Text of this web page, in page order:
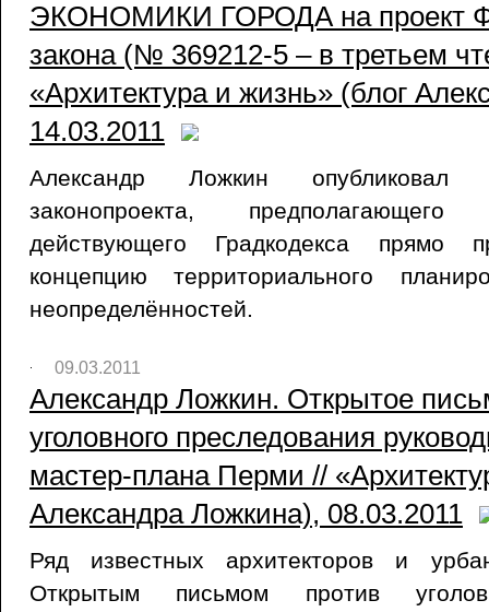
ЭКОНОМИКИ ГОРОДА на проект
закона (№ 369212-5 – в третьем
«Архитектура и жизнь» (блог
14.03.2011
Александр Ложкин опубликовал
законопроекта,
действующего Градкодекса прямо
концепцию территориального
неопределённостей.
09.03.2011
Александр Ложкин. Открытое
уголовного преследования
мастер-плана Перми //
Александра Ложкина), 08.03.2011
Ряд известных архитекторов и
Открытым письмом против